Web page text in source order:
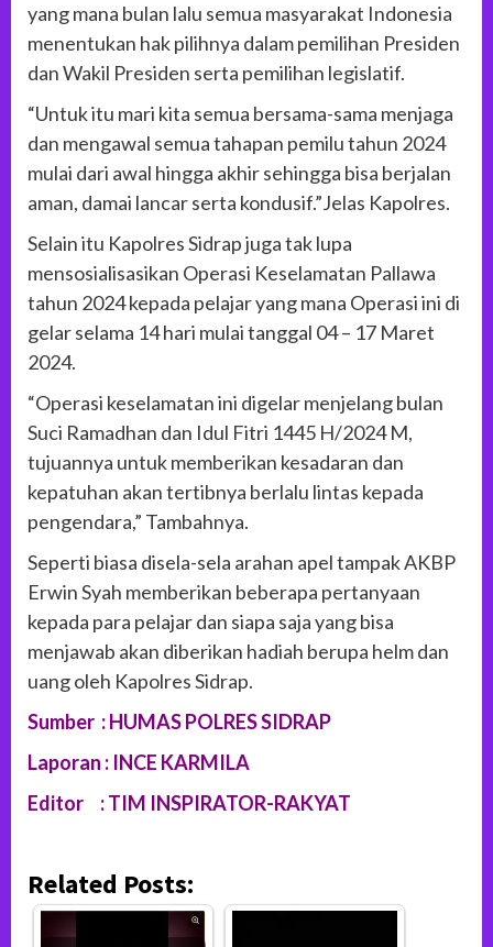
yang mana bulan lalu semua masyarakat Indonesia
menentukan hak pilihnya dalam pemilihan Presiden
dan Wakil Presiden serta pemilihan legislatif.
“Untuk itu mari kita semua bersama-sama menjaga
dan mengawal semua tahapan pemilu tahun 2024
mulai dari awal hingga akhir sehingga bisa berjalan
aman, damai lancar serta kondusif.”Jelas Kapolres.
Selain itu Kapolres Sidrap juga tak lupa
mensosialisasikan Operasi Keselamatan Pallawa
tahun 2024 kepada pelajar yang mana Operasi ini di
gelar selama 14 hari mulai tanggal 04 – 17 Maret
2024.
“Operasi keselamatan ini digelar menjelang bulan
Suci Ramadhan dan Idul Fitri 1445 H/2024 M,
tujuannya untuk memberikan kesadaran dan
kepatuhan akan tertibnya berlalu lintas kepada
pengendara,” Tambahnya.
Seperti biasa disela-sela arahan apel tampak AKBP
Erwin Syah memberikan beberapa pertanyaan
kepada para pelajar dan siapa saja yang bisa
menjawab akan diberikan hadiah berupa helm dan
uang oleh Kapolres Sidrap.
Sumber : HUMAS POLRES SIDRAP
Laporan : INCE KARMILA
Editor : TIM INSPIRATOR-RAKYAT
Related Posts: